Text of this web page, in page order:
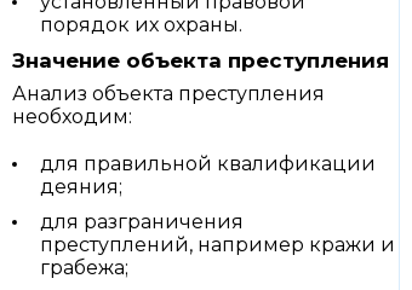
порядок их охраны.
Значение объекта преступления
Анализ объекта преступления
необходим:
для правильной квалификации
деяния;
для разграничения
преступлений, например кражи и
грабежа;